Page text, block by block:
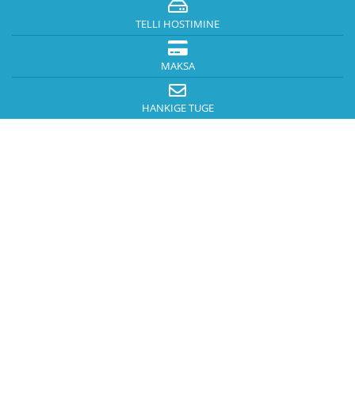
TELLI HOSTIMINE
MAKSA
HANKIGE TUGE